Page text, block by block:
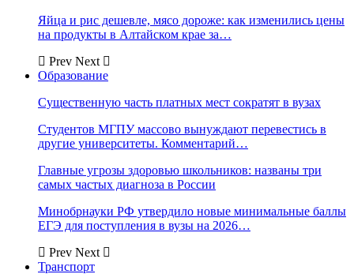
Яйца и рис дешевле, мясо дороже: как изменились цены
на продукты в Алтайском крае за…
Prev Next
Образование
Существенную часть платных мест сократят в вузах
Студентов МГПУ массово вынуждают перевестись в
другие университеты. Комментарий…
Главные угрозы здоровью школьников: названы три
самых частых диагноза в России
Минобрнауки РФ утвердило новые минимальные баллы
ЕГЭ для поступления в вузы на 2026…
Prev Next
Транспорт